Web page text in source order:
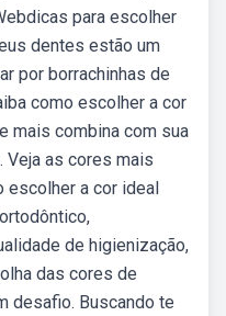
para escolher
dentes estão um
por borrachinhas de
como escolher a cor
mais combina com sua
as cores mais
escolher a cor ideal
de higienização,
das cores de
desafio. Buscando te